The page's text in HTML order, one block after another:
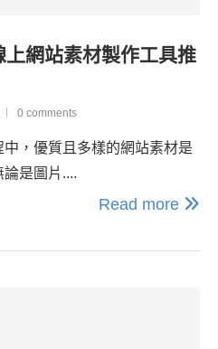
網站素材製作工具推
0 comments
，優質且多樣的網站素材是
是圖片....
Read more